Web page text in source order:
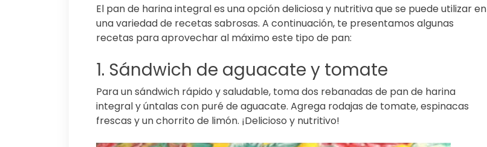
El pan de harina integral es una opción deliciosa y nutritiva que se puede utilizar en
una variedad de recetas sabrosas. A continuación, te presentamos algunas
recetas para aprovechar al máximo este tipo de pan:
1. Sándwich de aguacate y tomate
Para un sándwich rápido y saludable, toma dos rebanadas de pan de harina
integral y úntalas con puré de aguacate. Agrega rodajas de tomate, espinacas
frescas y un chorrito de limón. ¡Delicioso y nutritivo!